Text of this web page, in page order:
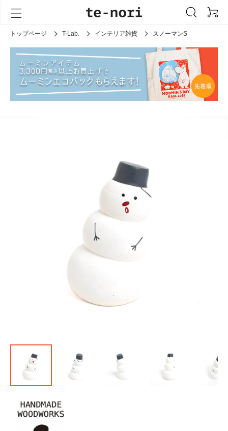
トップページ T-Lab. インテリア雑貨 スノーマンS